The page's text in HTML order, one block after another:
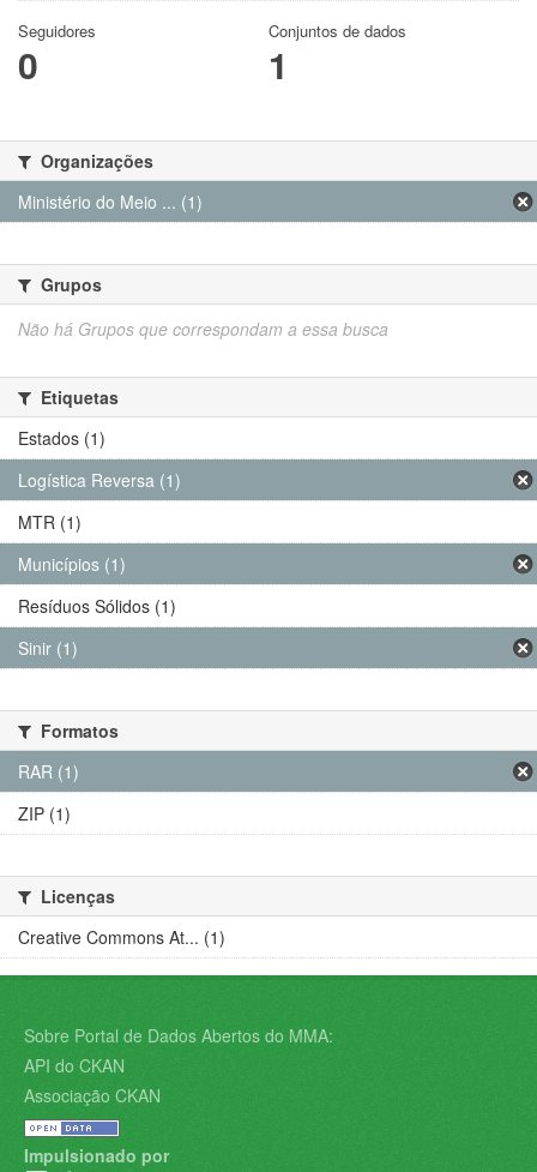
Seguidores
0
Conjuntos de dados
1
Organizações
Ministério do Meio ... (1)
Grupos
Não há Grupos que correspondam a essa busca
Etiquetas
Estados (1)
Logística Reversa (1)
MTR (1)
Municípios (1)
Resíduos Sólidos (1)
Sinir (1)
Formatos
RAR (1)
ZIP (1)
Licenças
Creative Commons At... (1)
Sobre Portal de Dados Abertos do MMA:
API do CKAN
Associação CKAN
Impulsionado por